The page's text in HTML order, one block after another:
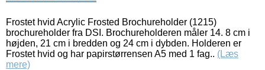
Frostet hvid Acrylic Frosted Brochureholder (1215)
brochureholder fra DSI. Brochureholderen måler 14. 8 cm i
højden, 21 cm i bredden og 24 cm i dybden. Holderen er
Frostet hvid og har papirstørrensen A5 med 1 fag.. (Læs
mere)